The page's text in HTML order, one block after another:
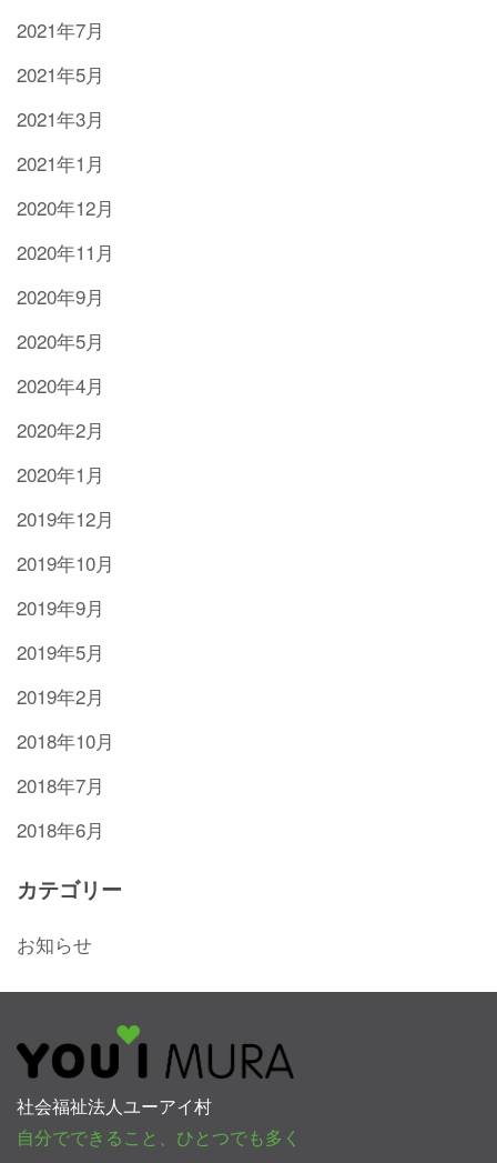
2021年7月
2021年5月
2021年3月
2021年1月
2020年12月
2020年11月
2020年9月
2020年5月
2020年4月
2020年2月
2020年1月
2019年12月
2019年10月
2019年9月
2019年5月
2019年2月
2018年10月
2018年7月
2018年6月
カテゴリー
お知らせ
社会福祉法人ユーアイ村
自分でできること、ひとつでも多く